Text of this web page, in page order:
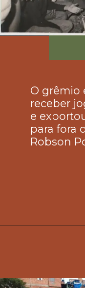
O grêmio
receber
e
para fora
Robson